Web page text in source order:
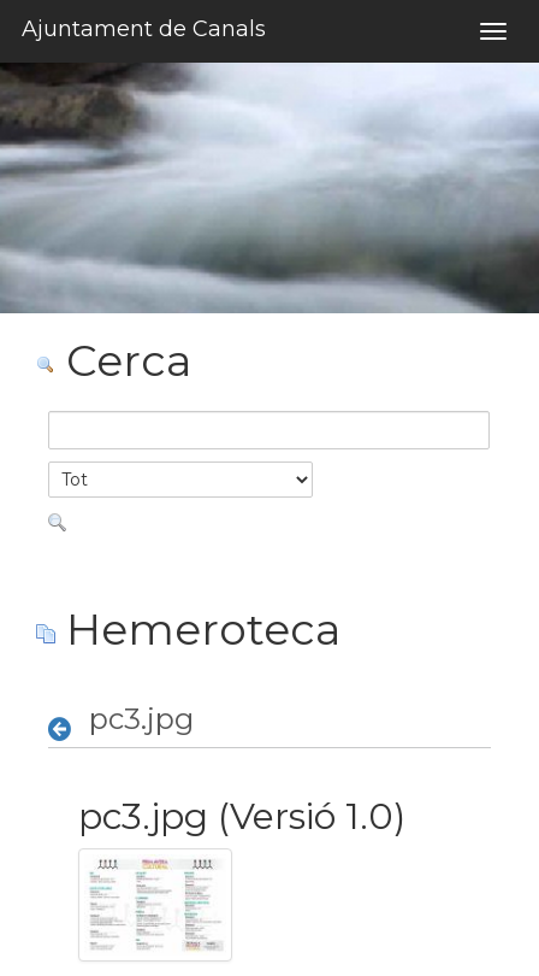
Ajuntament de Canals
Cerca
Hemeroteca
pc3.jpg
pc3.jpg (Versió 1.0)